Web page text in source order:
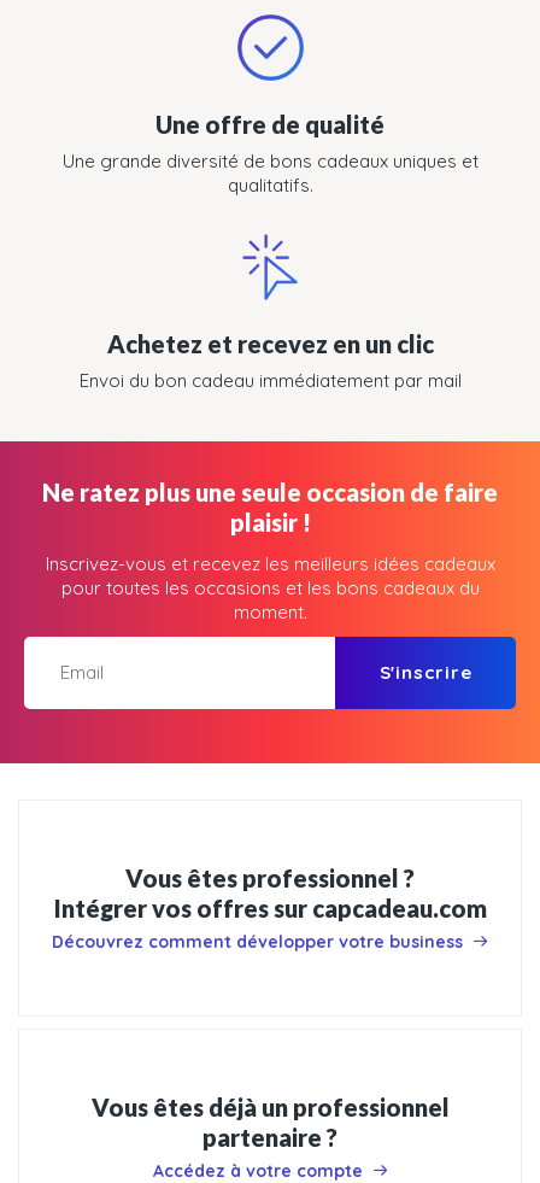
Une offre de qualité
Une grande diversité de bons cadeaux uniques et
qualitatifs.
Achetez et recevez en un clic
Envoi du bon cadeau immédiatement par mail
Ne ratez plus une seule occasion de faire
plaisir !
Inscrivez-vous et recevez les meilleurs idées cadeaux
pour toutes les occasions et les bons cadeaux du
moment.
S'inscrire
Vous êtes professionnel ?
Intégrer vos offres sur capcadeau.com
Découvrez comment développer votre business
Vous êtes déjà un professionnel
partenaire ?
Accédez à votre compte